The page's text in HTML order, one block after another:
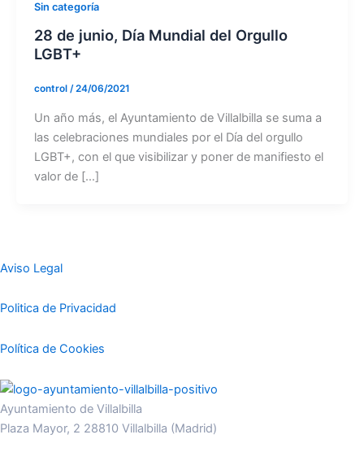
Sin categoría
28 de junio, Día Mundial del Orgullo
LGBT+
control /24/06/2021
Un año más, el Ayuntamiento de Villalbilla se suma a
las celebraciones mundiales por el Día del orgullo
LGBT+, con el que visibilizar y poner de manifiesto el
valor de […]
Aviso Legal
Politica de Privacidad
Política de Cookies
Ayuntamiento de Villalbilla
Plaza Mayor, 2 28810 Villalbilla (Madrid)